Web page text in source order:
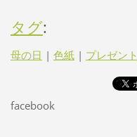
タグ:
母の日 | 色紙 | プレゼント
facebook